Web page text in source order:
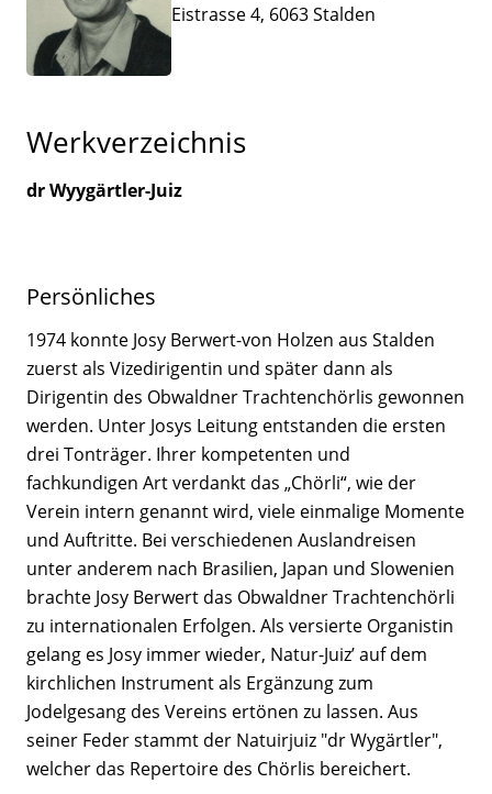
Eistrasse 4, 6063 Stalden
Werkverzeichnis
dr Wyygärtler-Juiz
Persönliches
1974 konnte Josy Berwert-von Holzen aus Stalden
zuerst als Vizedirigentin und später dann als
Dirigentin des Obwaldner Trachtenchörlis gewonnen
werden. Unter Josys Leitung entstanden die ersten
drei Tonträger. Ihrer kompetenten und
fachkundigen Art verdankt das „Chörli“, wie der
Verein intern genannt wird, viele einmalige Momente
und Auftritte. Bei verschiedenen Auslandreisen
unter anderem nach Brasilien, Japan und Slowenien
brachte Josy Berwert das Obwaldner Trachtenchörli
zu internationalen Erfolgen. Als versierte Organistin
gelang es Josy immer wieder, Natur-Juiz’ auf dem
kirchlichen Instrument als Ergänzung zum
Jodelgesang des Vereins ertönen zu lassen. Aus
seiner Feder stammt der Natuirjuiz "dr Wygärtler",
welcher das Repertoire des Chörlis bereichert.